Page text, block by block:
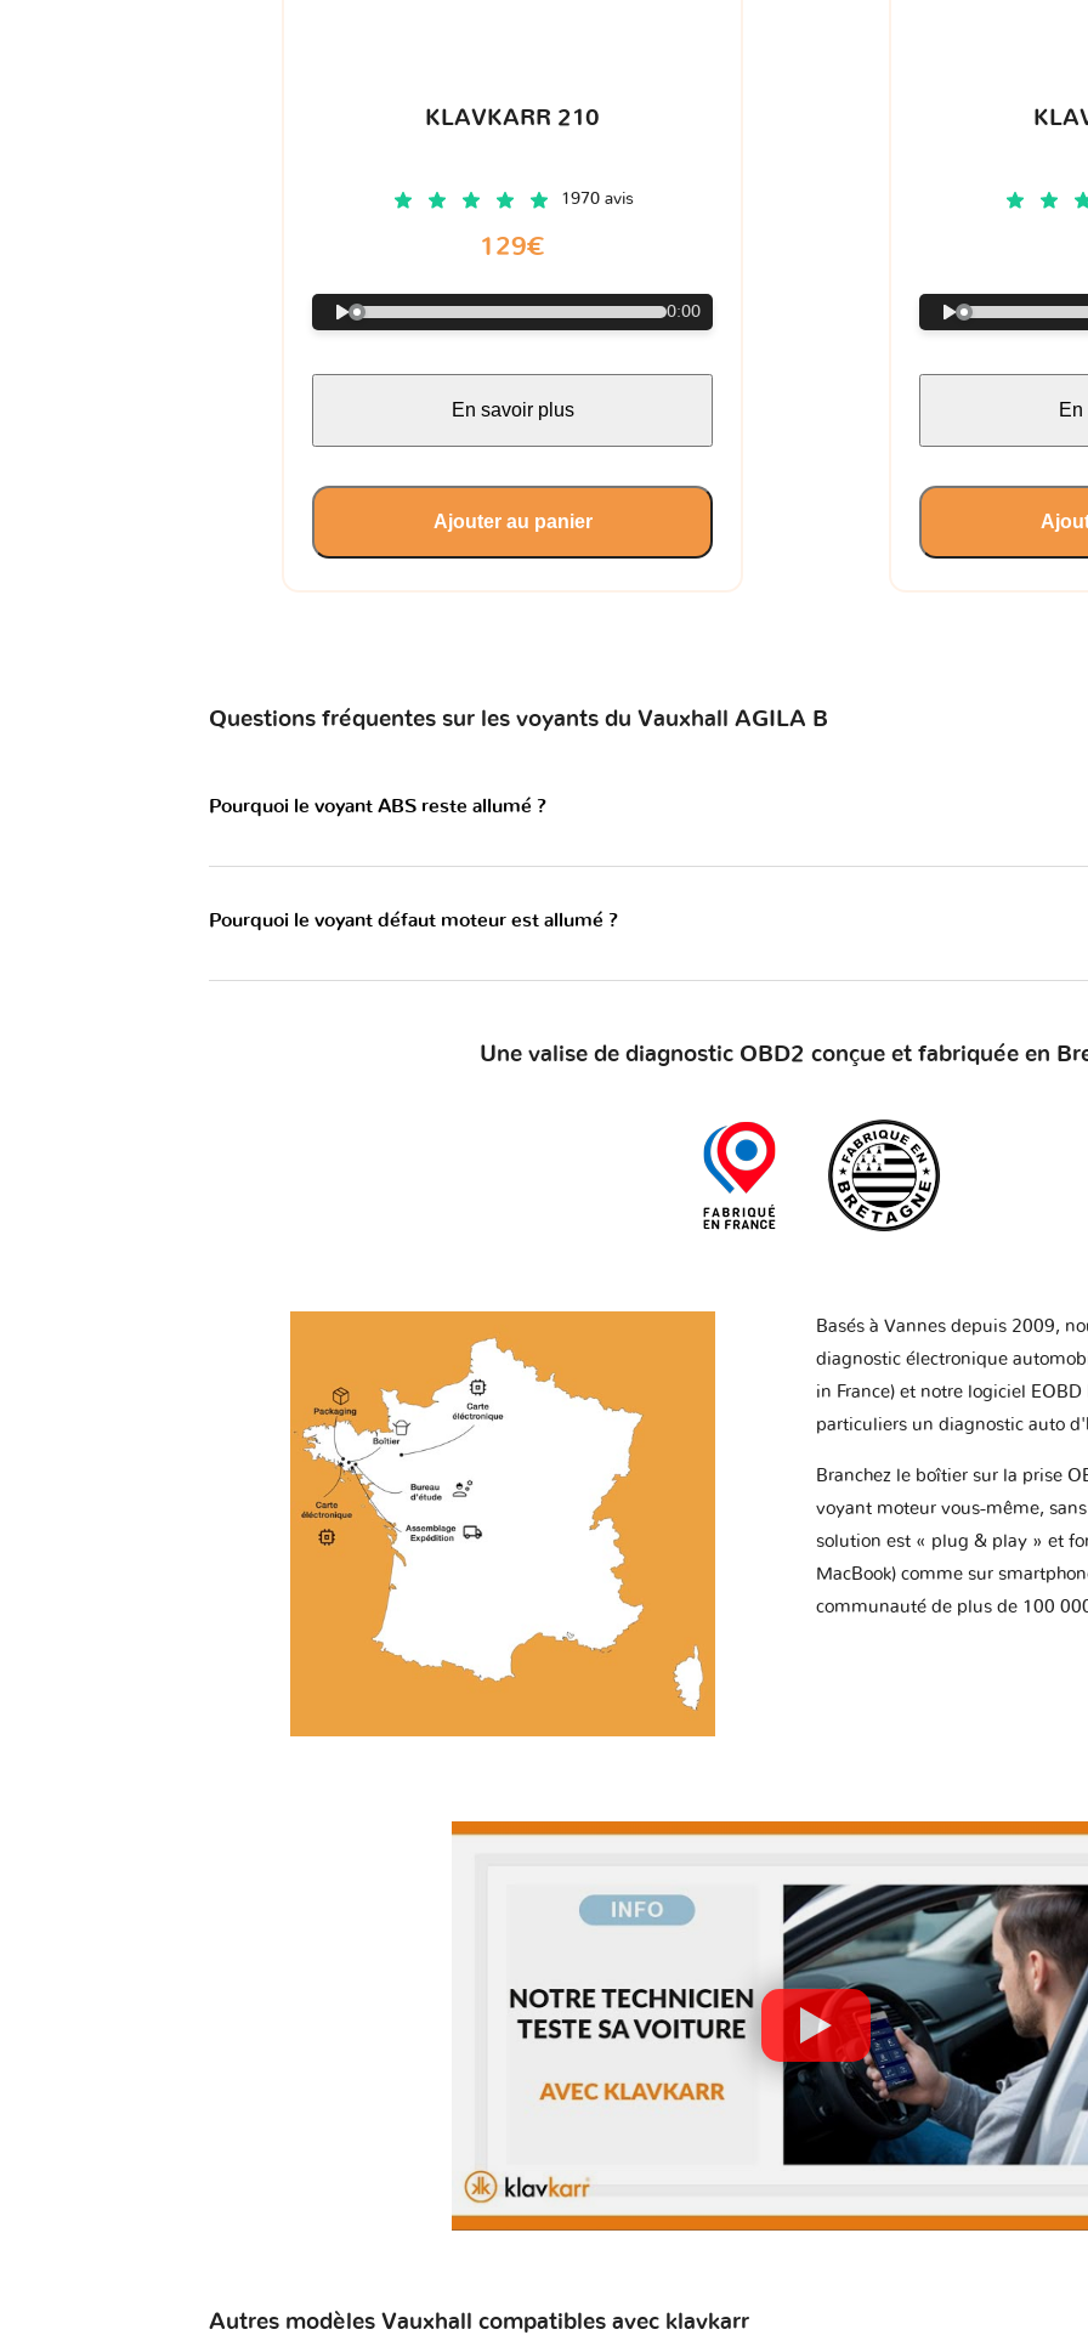
KLAVKARR 210
1970 avis
129€
0:00
En savoir plus
Ajouter au panier
Questions fréquentes sur les voyants du Vauxhall AGILA B
Pourquoi le voyant ABS reste allumé ?
Pourquoi le voyant défaut moteur est allumé ?
Une valise de diagnostic OBD2 conçue et fabriquée en
Basés à Vannes depuis 2009,
diagnostic électronique
in France) et notre logiciel
particuliers un diagnostic auto
Branchez le boîtier sur la prise
voyant moteur vous-même,
solution est « plug & play » et
MacBook) comme sur
communauté de plus de 100
Autres modèles Vauxhall compatibles avec klavkarr